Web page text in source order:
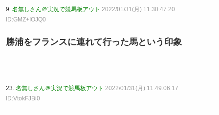
9: 名無しさん＠実況で競馬板アウト 2022/01/31(月) 11:30:47.20
ID:GMZ+IOJQ0
勝浦をフランスに連れて行った馬という印象
23: 名無しさん＠実況で競馬板アウト 2022/01/31(月) 11:49:06.17
ID:VtokFJBi0